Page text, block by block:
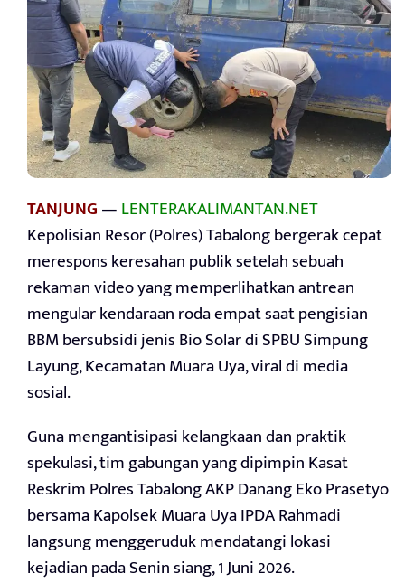
TANJUNG—LENTERAKALIMANTAN.NET
Kepolisian Resor (Polres) Tabalong bergerak cepat
merespons keresahan publik setelah sebuah
rekaman video yang memperlihatkan antrean
mengular kendaraan roda empat saat pengisian
BBM bersubsidi jenis Bio Solar di SPBU Simpung
Layung, Kecamatan Muara Uya, viral di media
sosial.
Guna mengantisipasi kelangkaan dan praktik
spekulasi, tim gabungan yang dipimpin Kasat
Reskrim Polres Tabalong AKP Danang Eko Prasetyo
bersama Kapolsek Muara Uya IPDA Rahmadi
langsung menggeruduk mendatangi lokasi
kejadian pada Senin siang, 1 Juni 2026.